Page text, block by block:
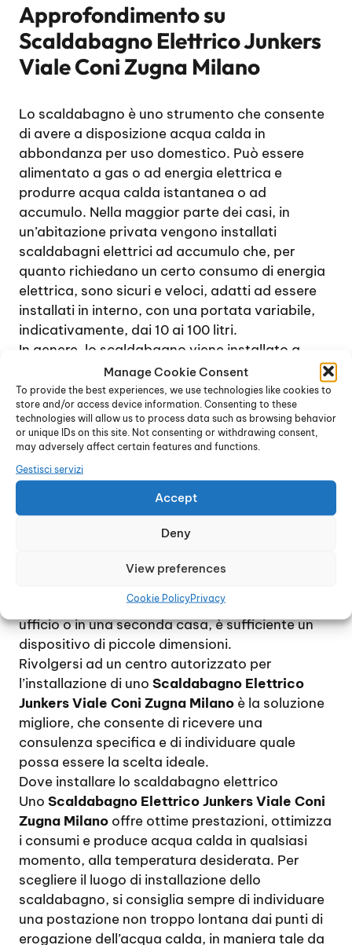
Manage Cookie Consent
To provide the best experiences, we use technologies like cookies to
store and/or access device information. Consenting to these
technologies will allow us to process data such as browsing behavior
or unique IDs on this site. Not consenting or withdrawing consent,
may adversely affect certain features and functions.
Gestisci servizi
Accept
Deny
View preferences
Cookie PolicyPrivacy
Approfondimento su
Scaldabagno Elettrico Junkers
Viale Coni Zugna Milano
Lo scaldabagno è uno strumento che consente
di avere a disposizione acqua calda in
abbondanza per uso domestico. Può essere
alimentato a gas o ad energia elettrica e
produrre acqua calda istantanea o ad
accumulo. Nella maggior parte dei casi, in
un’abitazione privata vengono installati
scaldabagni elettrici ad accumulo che, per
quanto richiedano un certo consumo di energia
elettrica, sono sicuri e veloci, adatti ad essere
installati in interno, con una portata variabile,
indicativamente, dai 10 ai 100 litri.
In genere, lo scaldabagno viene installato a
parete, in bagno o in cucina, raramente a
pavimento, a meno che non si tratti di un
dispositivo di grandi dimensioni. Per ridurre al
minimo le spese di gestione, si consiglia di
installare uno scaldabagno di proporzioni
adeguate alle effettive necessità, tenendo
energia elettrica per due persone si aggira
intorno ai 60 litri al giorno.
quotidianamente acqua calda, si consiglia di
nel caso di un uso occasionale, ad esempio in un
ufficio o in una seconda casa, è sufficiente un
dispositivo di piccole dimensioni.
Rivolgersi ad un centro autorizzato per
l’installazione di uno Scaldabagno Elettrico
Junkers Viale Coni Zugna Milano è la soluzione
migliore, che consente di ricevere una
consulenza specifica e di individuare quale
possa essere la scelta ideale.
Dove installare lo scaldabagno elettrico
Uno Scaldabagno Elettrico Junkers Viale Coni
Zugna Milano offre ottime prestazioni, ottimizza
i consumi e produce acqua calda in qualsiasi
momento, alla temperatura desiderata. Per
scegliere il luogo di installazione dello
scaldabagno, si consiglia sempre di individuare
una postazione non troppo lontana dai punti di
erogazione dell’acqua calda, in maniera tale da